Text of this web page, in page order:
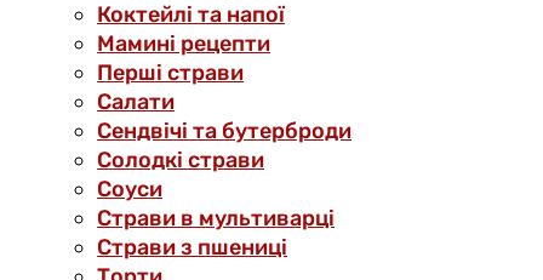
Коктейлі та напої
Мамині рецепти
Перші страви
Салати
Сендвічі та бутерброди
Солодкі страви
Соуси
Страви в мультиварці
Страви з пшениці